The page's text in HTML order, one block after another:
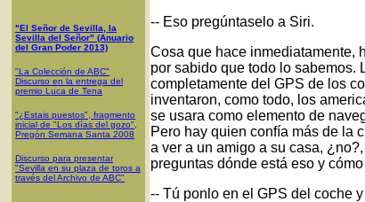
"El Señor de Sevilla, la
Sevilla del Señor" (Anuario
del Gran Poder 2013)
"La Colección de ABC"
Discurso en la entrega del
premio Luca de Tena
"¿Estais puestos", fragmento
inicial de "Los días del gozo",
Pregón Semana Santa 2008
Discurso para presentar
"Sevilla en su plaza de toros a
través del Archivo de ABC"
-- Eso pregúntaselo a Siri.
Cosa que hace inmediatamente,
por sabido que todo lo sabemos.
completamente del GPS de los
inventaron, como todo, los
se usara como elemento de
Pero hay quien confía más de la
a ver a un amigo a su casa,
preguntas dónde está eso y
-- Tú ponlo en el GPS del coche